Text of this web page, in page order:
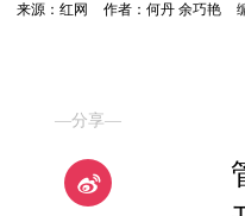
来源：红网 作者：何丹 余巧艳
—分享—